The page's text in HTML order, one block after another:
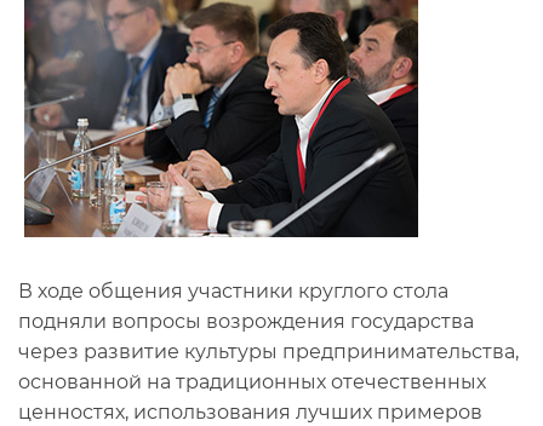
В ходе общения участники круглого стола
подняли вопросы возрождения государства
через развитие культуры предпринимательства,
основанной на традиционных отечественных
ценностях, использования лучших примеров